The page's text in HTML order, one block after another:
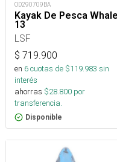
OD290709BA
Kayak De Pesca Whale
13
LSF
$ 719.900
en 6cuotas de $119.983 sin
interés
ahorras $28.800 por
transferencia.
Disponible